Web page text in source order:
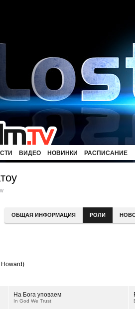
ВИДЕО НОВИНКИ РАСПИСАНИЕ
ОБЩАЯ ИНФОРМАЦИЯ РОЛИ
На Бога уповаем
In God We Trust